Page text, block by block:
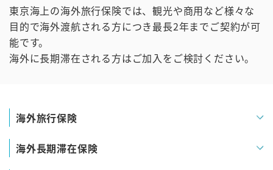
東京海上の海外旅行保険では、観光や商用など様々な
目的で海外渡航される方につき最長2年までご契約が可
能です。
海外に長期滞在される方はご加入をご検討ください。
海外旅行保険
海外長期滞在保険